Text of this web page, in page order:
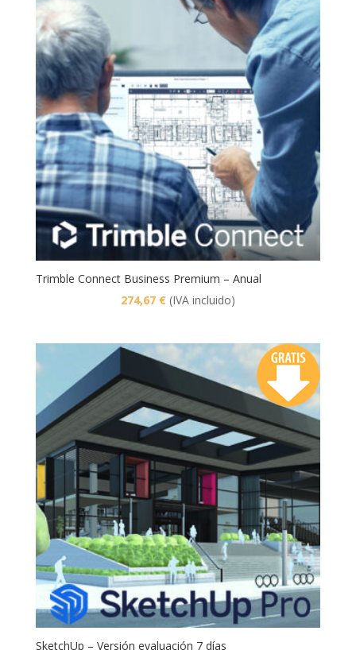
Trimble Connect Business Premium – Anual
274,67 € (IVA incluido)
SketchUp – Versión evaluación 7 días